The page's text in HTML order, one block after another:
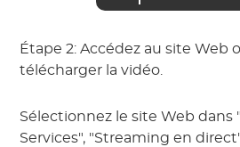
Étape 2: Accédez au site Web
télécharger la vidéo.
Sélectionnez le site Web dans
Services", "Streaming en